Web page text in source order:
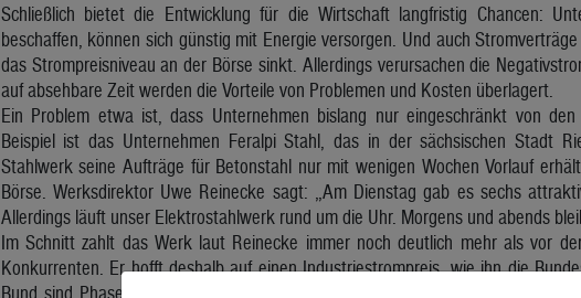
Schließlich bietet die Entwicklung für die Wirtschaft langfristig Chancen:
beschaffen, können sich günstig mit Energie versorgen. Und auch
das Strompreisniveau an der Börse sinkt. Allerdings verursachen die
auf absehbare Zeit werden die Vorteile von Problemen und Kosten überlagert.
Ein Problem etwa ist, dass Unternehmen bislang nur eingeschränkt von
Beispiel ist das Unternehmen Feralpi Stahl, das in der sächsischen Stadt
Stahlwerk seine Aufträge für Betonstahl nur mit wenigen Wochen Vorlauf
Börse. Werksdirektor Uwe Reinecke sagt: „Am Dienstag gab es sechs
Allerdings läuft unser Elektrostahlwerk rund um die Uhr. Morgens und abends
Im Schnitt zahlt das Werk laut Reinecke immer noch deutlich mehr als vor
Konkurrenten. Er hofft deshalb auf einen Industriestrompreis, wie ihn die
Bund sind Phasen mit negativen Strompreisen allerdings sehr teuer.